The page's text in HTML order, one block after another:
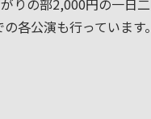
りの部2,000円の一日
各公演も行っています。